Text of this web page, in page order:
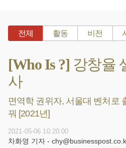
전체 활동 비전
[Who Is ?] 강창율
사
면역학 권위자, 서울대 벤처로
꿔 [2021년]
2021-05-06 10:20:00
차화영 기자 -